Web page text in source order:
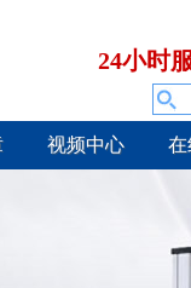
24小时
视频中心 在